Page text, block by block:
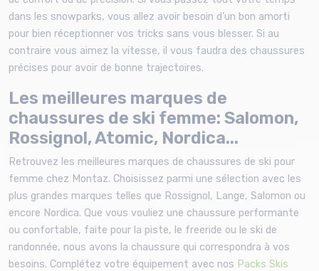
dans les snowparks, vous allez avoir besoin d’un bon amorti
pour bien réceptionner vos tricks sans vous blesser. Si au
contraire vous aimez la vitesse, il vous faudra des chaussures
précises pour avoir de bonne trajectoires.
Les meilleures marques de
chaussures de ski femme: Salomon,
Rossignol, Atomic, Nordica...
Retrouvez les meilleures marques de chaussures de ski pour
femme chez Montaz. Choisissez parmi une sélection avec les
plus grandes marques telles que Rossignol, Lange, Salomon ou
encore Nordica. Que vous vouliez une chaussure performante
ou confortable, faite pour la piste, le freeride ou le ski de
randonnée, nous avons la chaussure qui correspondra à vos
besoins. Complétez votre équipement avec nos Packs Skis